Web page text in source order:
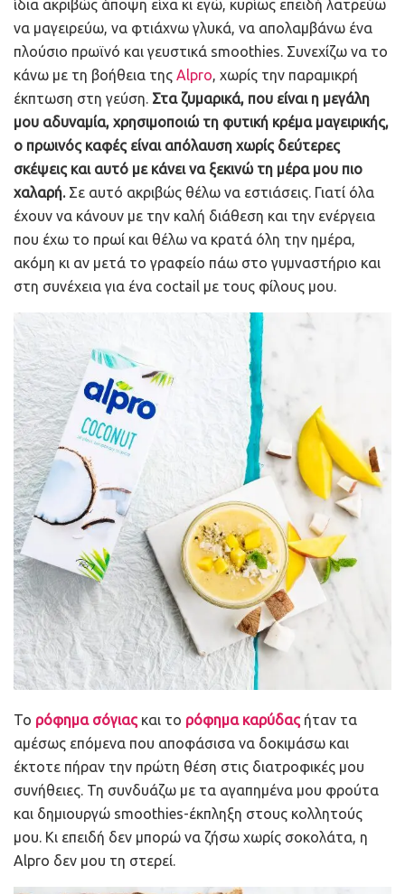
ίδια ακριβώς άποψη είχα κι εγώ, κυρίως επειδή λατρεύω
να μαγειρεύω, να φτιάχνω γλυκά, να απολαμβάνω ένα
πλούσιο πρωϊνό και γευστικά smoothies. Συνεχίζω να το
κάνω με τη βοήθεια της Alpro, χωρίς την παραμικρή
έκπτωση στη γεύση. Στα ζυμαρικά, που είναι η μεγάλη
μου αδυναμία, χρησιμοποιώ τη φυτική κρέμα μαγειρικής,
ο πρωινός καφές είναι απόλαυση χωρίς δεύτερες
σκέψεις και αυτό με κάνει να ξεκινώ τη μέρα μου πιο
χαλαρή.Σε αυτό ακριβώς θέλω να εστιάσεις. Γιατί όλα
έχουν να κάνουν με την καλή διάθεση και την ενέργεια
που έχω το πρωί και θέλω να κρατά όλη την ημέρα,
ακόμη κι αν μετά το γραφείο πάω στο γυμναστήριο και
στη συνέχεια για ένα coctail με τους φίλους μου.
Το ρόφημα σόγιας και το ρόφημα καρύδας ήταν τα
αμέσως επόμενα που αποφάσισα να δοκιμάσω και
έκτοτε πήραν την πρώτη θέση στις διατροφικές μου
συνήθειες. Τη συνδυάζω με τα αγαπημένα μου φρούτα
και δημιουργώ smoothies-έκπληξη στους κολλητούς
μου. Κι επειδή δεν μπορώ να ζήσω χωρίς σοκολάτα, η
Alpro δεν μου τη στερεί.